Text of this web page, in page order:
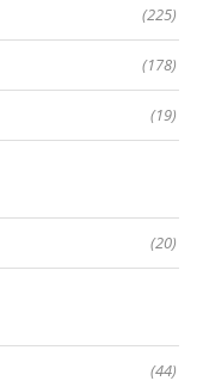
(225)
(178)
(19)
(20)
(44)